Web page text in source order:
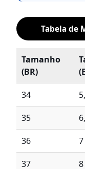
Tabela de
Tamanho
(BR)
34
35
36 7
37 8